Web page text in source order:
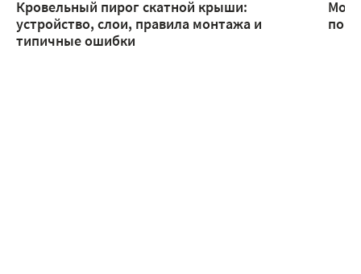
Кровельный пирог скатной крыши:
устройство, слои, правила монтажа и
типичные ошибки